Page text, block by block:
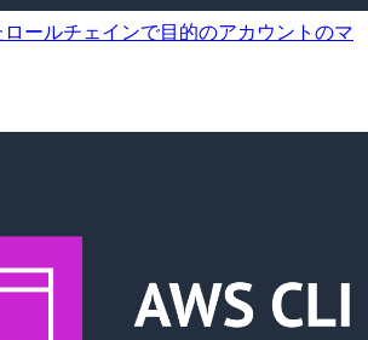
ールチェインで目的のアカウントのマ